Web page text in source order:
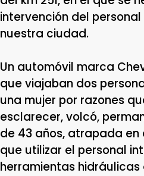
intervención del
nuestra ciudad.
Un automóvil marca
que viajaban dos
una mujer por razones
esclarecer, volcó,
de 43 años, atrapada en
que utilizar el personal
herramientas